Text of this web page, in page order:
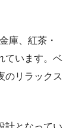
庫、紅茶・
ています。ベ
のリラックス